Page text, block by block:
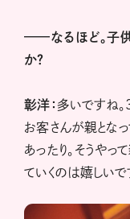
——なるほど。子
か？
彰洋：多いですね
お客さんが親とな
あったり。そうや
ていくのは嬉しいで